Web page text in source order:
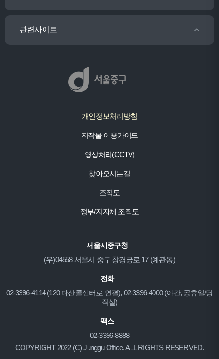
관련사이트
개인정보처리방침
저작물 이용가이드
영상처리(CCTV)
찾아오시는길
조직도
정부/지자체 조직도
서울시중구청
(우)04558 서울시 중구 창경궁로 17 (예관동)
전화
02-3396-4114 (120 다산콜센터로 연결), 02-3396-4000 (야간, 공휴일/당
직실)
팩스
02-3396-8888
COPYRIGHT 2022 (C) Junggu Office. ALL RIGHTS RESERVED.